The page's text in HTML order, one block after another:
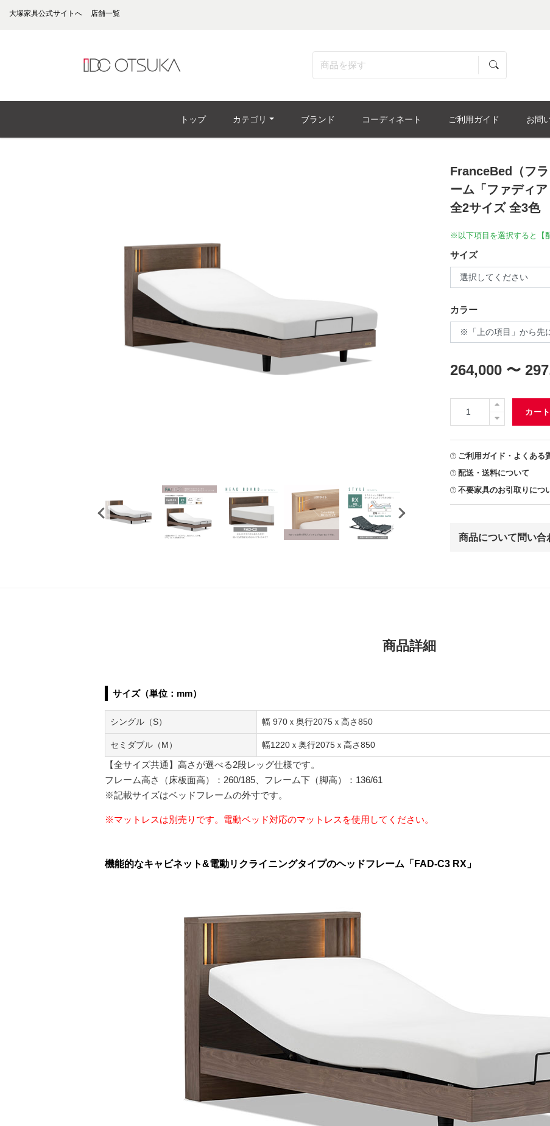
大塚家具公式サイトへ 店舗一覧
トップ カテゴリ ブランド コーディネート ご利用ガイド お問
FranceBed（フ
ーム「ファディ
全2サイズ 全3色
※以下項目を選択すると【
サイズ
カラー
264,000 〜
カー
ご利用ガイド・よくある
配送・送料について
不要家具のお引取りにつ
商品について問い合
商品詳細
サイズ（単位：mm）
シングル（S） 幅 970ｘ奥行2075ｘ高さ850
セミダブル（M） 幅1220ｘ奥行2075ｘ高さ850
【全サイズ共通】高さが選べる2段レッグ仕様です。
フレーム高さ（床板面高）：260/185、フレーム下（脚高）：136/61
※記載サイズはベッドフレームの外寸です。
※マットレスは別売りです。電動ベッド対応のマットレスを使用してください。
機能的なキャビネット&電動リクライニングタイプのヘッドフレーム「FAD-C3 RX」